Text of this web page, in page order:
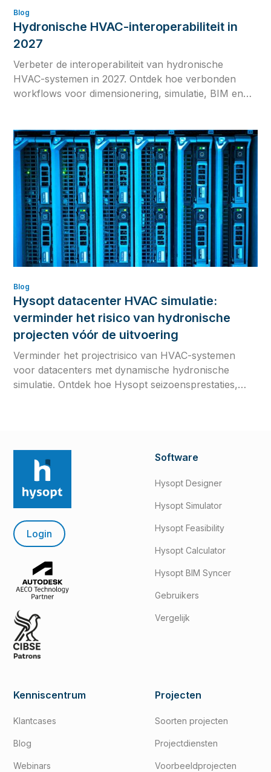
Blog
Hydronische HVAC-interoperabiliteit in
2027
Verbeter de interoperabiliteit van hydronische
HVAC-systemen in 2027. Ontdek hoe verbonden
workflows voor dimensionering, simulatie, BIM en
Blog
Hysopt datacenter HVAC simulatie:
verminder het risico van hydronische
projecten vóór de uitvoering
Verminder het projectrisico van HVAC-systemen
voor datacenters met dynamische hydronische
simulatie. Ontdek hoe Hysopt seizoensprestaties,
Login
Software
Hysopt Designer
Hysopt Simulator
Hysopt Feasibility
Hysopt Calculator
Hysopt BIM Syncer
Gebruikers
Vergelijk
Kenniscentrum
Klantcases
Blog
Webinars
Projecten
Soorten projecten
Projectdiensten
Voorbeeldprojecten